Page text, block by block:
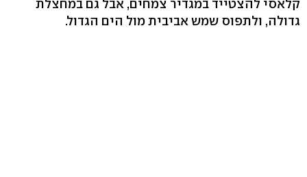
קלאסי להצטייד במגדיר צמחים, אבל גם במחצלת
גדולה, ולתפוס שמש אביבית מול הים הגדול.